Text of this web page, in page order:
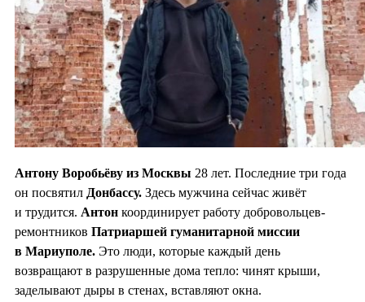
Антону Воробьёву из Москвы 28 лет. Последние три года
он посвятил Донбассу. Здесь мужчина сейчас живёт
и трудится. Антон координирует работу добровольцев-
ремонтников Патриаршей гуманитарной миссии
в Мариуполе. Это люди, которые каждый день
возвращают в разрушенные дома тепло: чинят крыши,
заделывают дыры в стенах, вставляют окна.